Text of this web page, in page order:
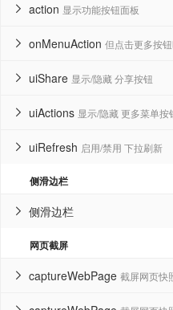
action 显示功能按钮面板

onMenuAction 但点击更多按

uiShare 显示/隐藏 分享按钮

uiActions 显示/隐藏 更多菜单按

uiRefresh 启用/禁用 下拉刷新

侧滑边栏
侧滑边栏

网页截屏
captureWebPage 截屏网页快
